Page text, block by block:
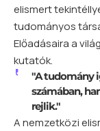
elismert
tudományos
Előadásaira a
kutatók.
"A tudomány
számában,
rejlik."
A nemzetközi